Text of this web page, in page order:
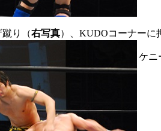
り（右写真）、KUDOコーナーに
ケニ